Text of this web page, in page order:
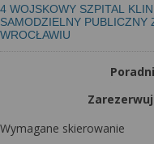
4 WOJSKOWY SZPITAL
SAMODZIELNY PUBLICZNY
WROCŁAWIU
Wymagane skierowanie